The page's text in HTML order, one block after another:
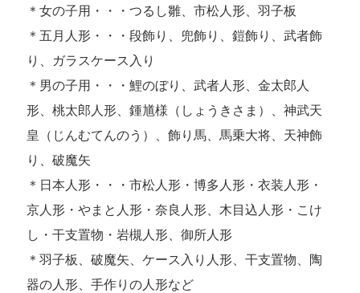
＊女の子用・・・つるし雛、市松人形、羽子板
＊五月人形・・・段飾り、兜飾り、鎧飾り、武者飾
り、ガラスケース入り
＊男の子用・・・鯉のぼり、武者人形、金太郎人
形、桃太郎人形、鍾馗様（しょうきさま）、神武天
皇（じんむてんのう）、飾り馬、馬乗大将、天神飾
り、破魔矢
＊日本人形・・・市松人形・博多人形・衣装人形・
京人形・やまと人形・奈良人形、木目込人形・こけ
し・干支置物・岩槻人形、御所人形
＊羽子板、破魔矢、ケース入り人形、干支置物、陶
器の人形、手作りの人形など